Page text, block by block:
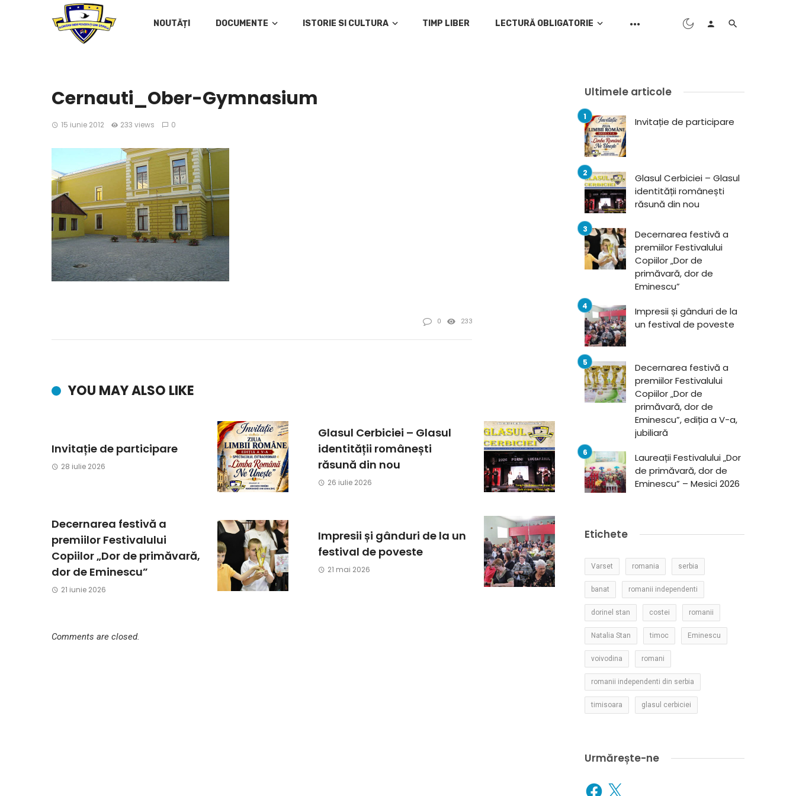
NOUTĂȚI DOCUMENTE ISTORIE SI CULTURA TIMP LIBER LECTURĂ OBLIGATORIE
Cernauti_Ober-Gymnasium
15 iunie 2012 233 views 0
0 233
YOU MAY ALSO LIKE
Invitație de participare
28 iulie 2026
Glasul Cerbiciei – Glasul
identității românești
răsună din nou
26 iulie 2026
Decernarea festivă a
premiilor Festivalului
Copiilor „Dor de primăvară,
dor de Eminescu”
21 iunie 2026
Impresii și gânduri de la un
festival de poveste
21 mai 2026
Comments are closed.
Ultimele articole
Invitație de participare
Glasul Cerbiciei – Glasul
identității românești
răsună din nou
Decernarea festivă a
premiilor Festivalului
Copiilor „Dor de
primăvară, dor de
Eminescu”
Impresii și gânduri de la
un festival de poveste
Decernarea festivă a
premiilor Festivalului
Copiilor „Dor de
primăvară, dor de
Eminescu”, ediția a V-a,
jubiliară
Laureații Festivalului „Dor
de primăvară, dor de
Eminescu” – Mesici 2026
Etichete
Varset romania serbia
banat romanii independenti
dorinel stan costei romanii
Natalia Stan timoc Eminescu
voivodina romani
romanii independenti din serbia
timisoara glasul cerbiciei
Urmărește-ne
Facebook
X